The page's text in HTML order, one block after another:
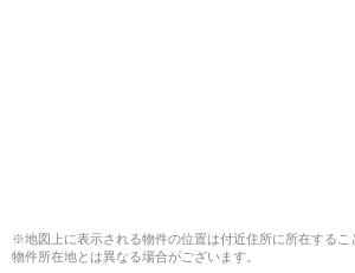
※地図上に表示される物件の位置は付近住所に所在するこ
物件所在地とは異なる場合がございます。